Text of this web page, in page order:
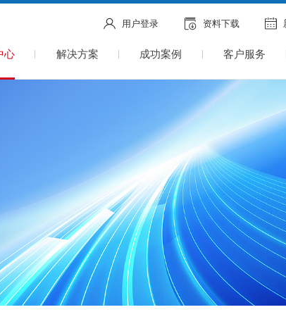
用户登录 资料下载
心 解决方案 成功案例 客户服务